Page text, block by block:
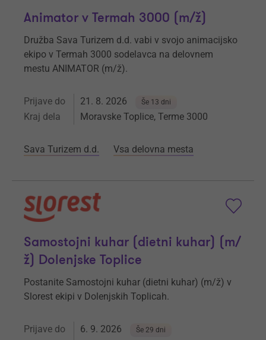
Animator v Termah 3000 (m/ž)
Družba Sava Turizem d.d. vabi v svojo animacijsko
ekipo v Termah 3000 sodelavca na delovnem
mestu ANIMATOR (m/ž).
Prijave do 21. 8. 2026 Še 13 dni
Kraj dela Moravske Toplice, Terme 3000
Sava Turizem d.d. Vsa delovna mesta
Samostojni kuhar (dietni kuhar) (m/
ž) Dolenjske Toplice
Postanite Samostojni kuhar (dietni kuhar) (m/ž) v
Slorest ekipi v Dolenjskih Toplicah.
Prijave do 6. 9. 2026 Še 29 dni